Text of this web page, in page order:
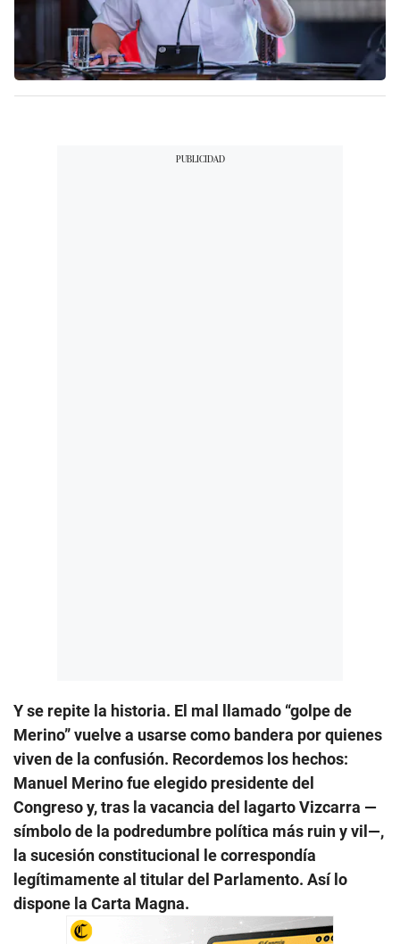
Y se repite la historia. El mal llamado “golpe de
Merino” vuelve a usarse como bandera por quienes
viven de la confusión. Recordemos los hechos:
Manuel Merino fue elegido presidente del
Congreso y, tras la vacancia del lagarto Vizcarra —
símbolo de la podredumbre política más ruin y vil—,
la sucesión constitucional le correspondía
legítimamente al titular del Parlamento. Así lo
dispone la Carta Magna.